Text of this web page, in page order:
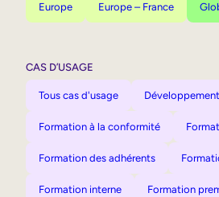
Europe Europe – France
CAS D’USAGE
Tous cas d'usage
Formation à la conformité
Formation des adhérents
Formation interne Formation